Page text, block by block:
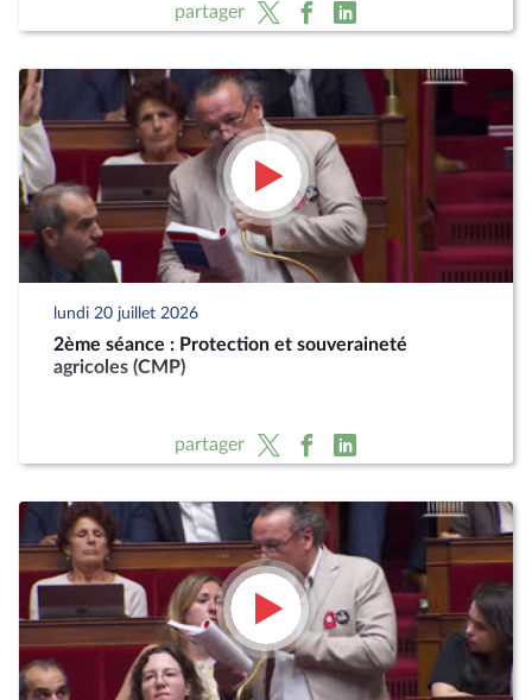
partager
lundi 20 juillet 2026
2ème séance : Protection et souveraineté
agricoles (CMP)
partager